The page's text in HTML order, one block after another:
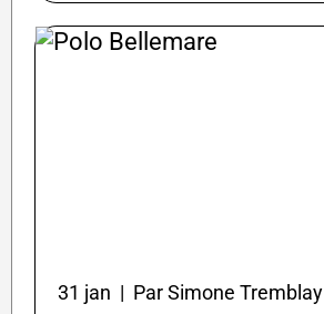
31 jan | Par Simone Tremblay